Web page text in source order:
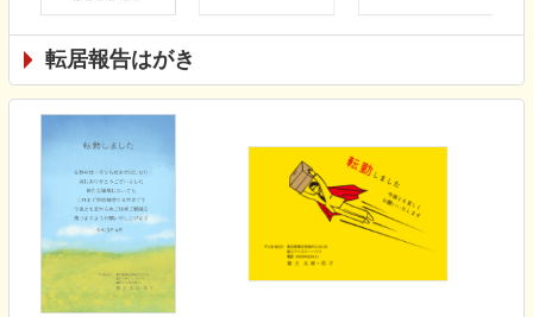
転居報告はがき